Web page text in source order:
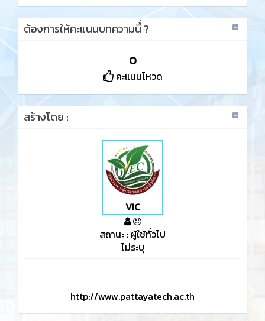
ต้องการให้คะแนนบทความนี้่ ?
0
คะแนนโหวด
สร้างโดย :
VIC
สถานะ : ผู้ใช้ทั่วไป
ไม่ระบุ
http://www.pattayatech.ac.th